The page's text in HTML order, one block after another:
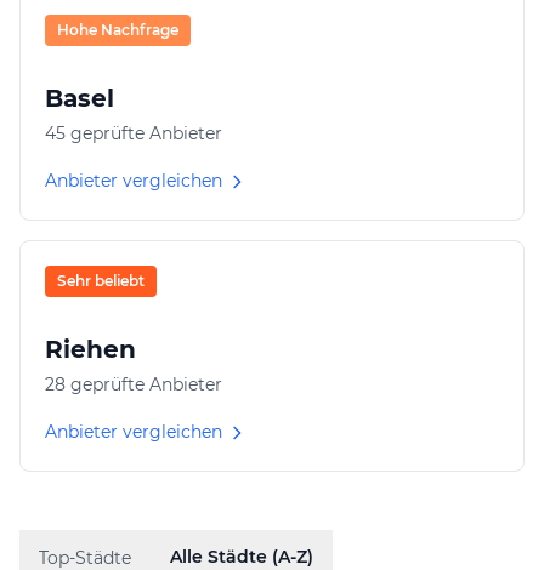
Hohe Nachfrage
Basel
45 geprüfte Anbieter
Anbieter vergleichen
Sehr beliebt
Riehen
28 geprüfte Anbieter
Anbieter vergleichen
Top-Städte Alle Städte (A-Z)